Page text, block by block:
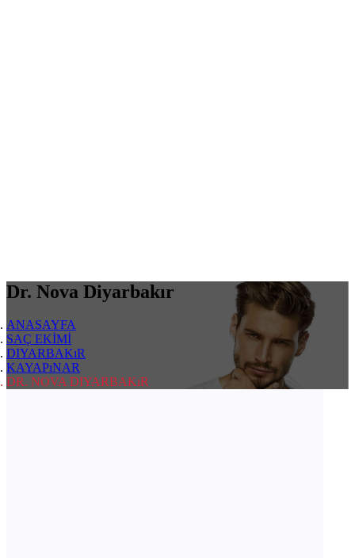
Dr. Nova Diyarbakır
ANASAYFA
SAÇ EKİMİ
DIYARBAKıR
KAYAPıNAR
DR. NOVA DIYARBAKıR